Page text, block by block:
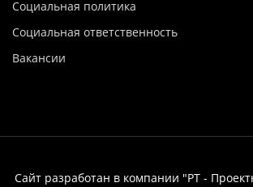
Социальная политика
Социальная ответственность
Вакансии
Сайт разработан в компании "РТ -